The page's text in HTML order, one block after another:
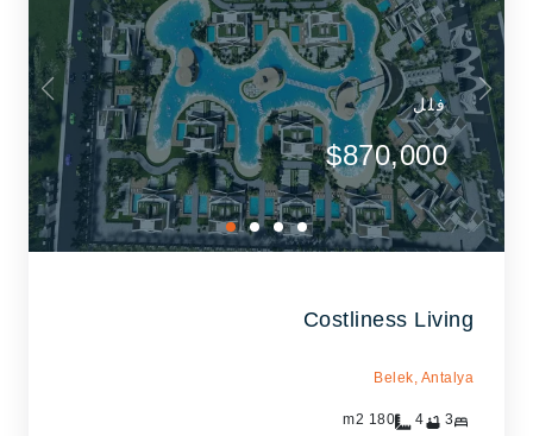
فلل
$870,000
Costliness Living
Belek, Antalya
3
4
180